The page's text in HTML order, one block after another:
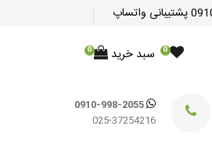
پشتیبانی واتساپ
0 سبد خرید 0
0910-998-2055
025-37254216